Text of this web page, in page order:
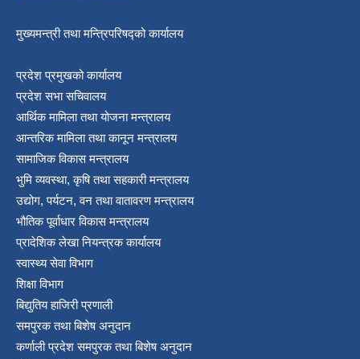
मुख्यमन्त्री तथा मन्त्रिपरिषद्को कार्यालय
प्रदेश प्रमुखको कार्यालय
प्रदेश सभा सचिवालय
आर्थिक मामिला तथा योजना मन्त्रालय
आन्तरिक मामिला तथा कानून मन्त्रालय
सामाजिक विकास मन्त्रालय
भुमि व्यवस्था, कृषि तथा सहकारी मन्त्रालय
उद्योग, पर्यटन, वन तथा वातावरण मन्त्रालय
भौतिक पूर्वाधार विकास मन्त्रालय
प्रादेशिक लेखा नियन्त्रक कार्यालय
स्वास्थ्य सेवा विभाग
शिक्षा विभाग
बिद्युतिय हाजिरी प्रणाली
समपुरक तथा बिशेष अनुदान
कर्णाली प्रदेश समपुरक तथा बिशेष अनुदान